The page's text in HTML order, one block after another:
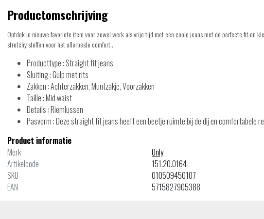
Productomschrijving
Ontdek je nieuwe favoriete item voor zowel werk als vrije tijd met een coole jeans met de perfecte fit en
stretchy stoffen voor het allerbeste comfort..
Producttype : Straight fit jeans
Sluiting : Gulp met rits
Zakken : Achterzakken, Muntzakje, Voorzakken
Taille : Mid waist
Details : Riemlussen
Pasvorm : Deze straight fit jeans heeft een beetje ruimte bij de dij en comfortabele
Product informatie
Merk
Only
Artikelcode
151.20.0164
SKU
010509450107
EAN
5715827905388